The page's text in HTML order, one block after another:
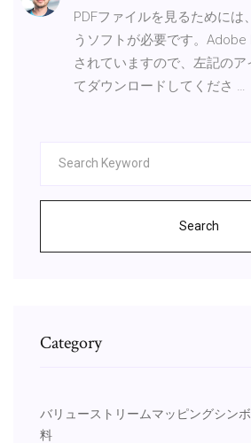
PDFファイルを見るためには
うソフトが必要です。
されていますので、左記の
てダウンロードしてくださ …
Search
Category
バリューストリームマッピングシン
料